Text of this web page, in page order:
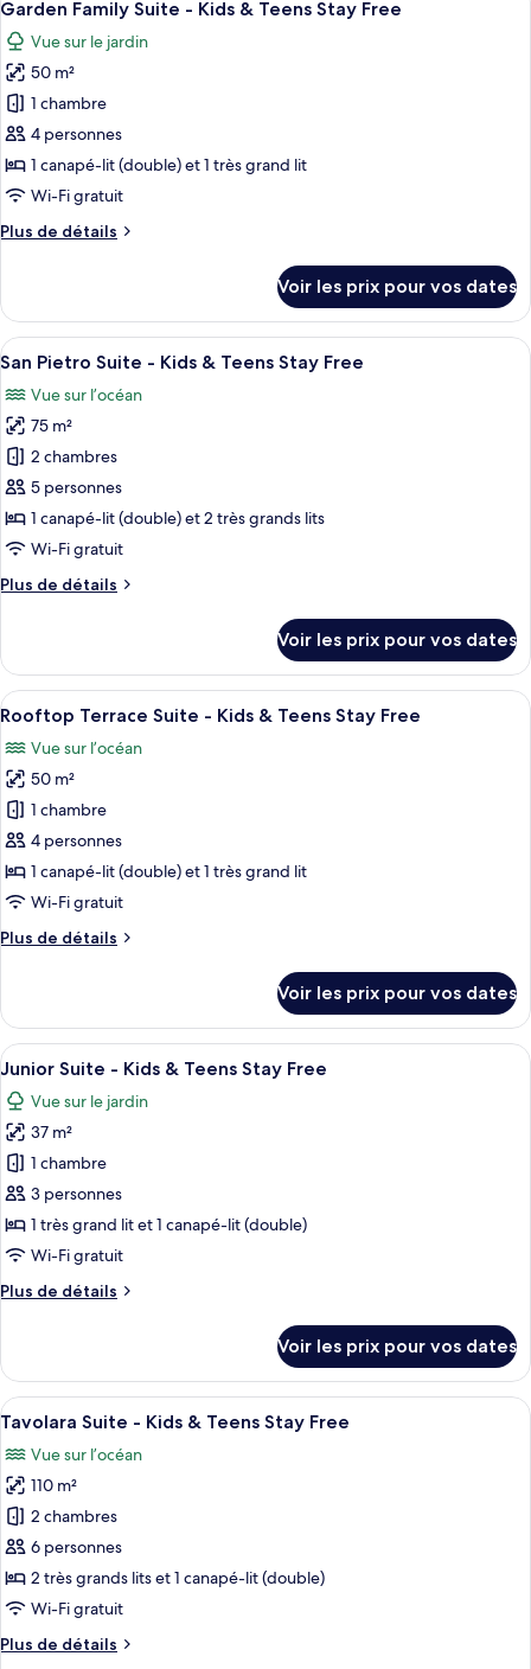
&
Teens
Stay
Free
Suite
Sea
View
Kids
&
Teens
Stay
toutes
les
photos
pour
ce
type
de
chambre :
Garden
-
Kids
&
Teens
Stay
Free
Garden Family Suite - Kids & Teens Stay Free
Vue sur le jardin
50 m²
1 chambre
4 personnes
1 canapé-lit (double) et 1 très grand lit
Wi-Fi gratuit
Plus de détails
Plus
le
type
de
Garden
Family
Suite
Kids
&
Teens
Stay
Voir les prix pour vos dates
Afficher
toutes
les
photos
pour
ce
type
de
chambre :
San
-
Kids
&
Teens
Stay
Free
Une chambre d’hôtel avec un lit,
9
San Pietro Suite - Kids & Teens Stay Free
Vue sur l’océan
75 m²
2 chambres
5 personnes
1 canapé-lit (double) et 2 très grands lits
Wi-Fi gratuit
Plus de détails
Plus
le
type
de
chambre
San
Pietro
Suite
Kids
&
Teens
Stay
Voir les prix pour vos dates
Afficher
toutes
les
photos
pour
ce
type
de
chambre :
Rooftop
-
Kids
&
Teens
Stay
Free
Un salon moderne avec un
8
Rooftop Terrace Suite - Kids & Teens Stay Free
Vue sur l’océan
50 m²
1 chambre
4 personnes
1 canapé-lit (double) et 1 très grand lit
Wi-Fi gratuit
Plus de détails
Plus
le
type
de
Rooftop
Terrace
Suite
Kids
&
Teens
Stay
Voir les prix pour vos dates
Afficher
toutes
les
photos
pour
ce
type
de
chambre :
Junior
Kids
&
Teens
Stay
Free
Une chambre d’hôtel comprenant
8
Junior Suite - Kids & Teens Stay Free
Vue sur le jardin
37 m²
1 chambre
3 personnes
1 très grand lit et 1 canapé-lit (double)
Wi-Fi gratuit
Plus de détails
Plus
le
type
de
Junior
Suite
Kids
&
Teens
Stay
Free
Voir les prix pour vos dates
Afficher
toutes
les
photos
pour
ce
type
de
chambre :
Tavolara
Une chambre d’hôtel avec un lit, un
11
Tavolara Suite - Kids & Teens Stay Free
Vue sur l’océan
110 m²
2 chambres
6 personnes
2 très grands lits et 1 canapé-lit (double)
Wi-Fi gratuit
Plus de détails
Plus